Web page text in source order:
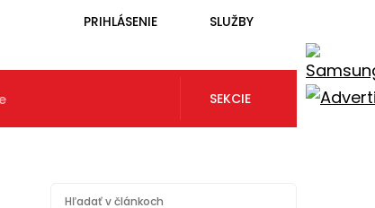
PRIHLÁSENIE SLUŽBY
SEKCIE